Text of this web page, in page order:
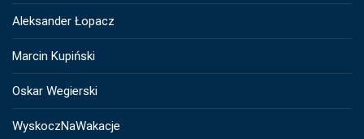
Aleksander Łopacz
Marcin Kupiński
Oskar Wegierski
WyskoczNaWakacje